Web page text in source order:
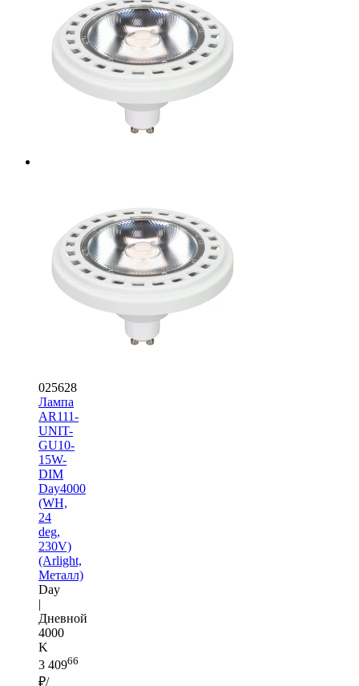
025628
Лампа
AR111-
UNIT-
GU10-
15W-
DIM
Day4000
(WH,
24
deg,
230V)
(Arlight,
Металл)
Day
|
Дневной
4000
K
3 40966
₽/